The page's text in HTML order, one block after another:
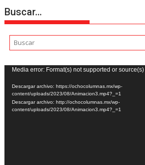
Buscar…
Reproductor
de
vídeo
Media error: Format(s) not supported or
Descargar archivo: https://ochocolumnas.mx/wp-
content/uploads/2023/08/Animacion3.mp4?_=1
Descargar archivo: http://ochocolumnas.mx/wp-
content/uploads/2023/08/Animacion3.mp4?_=1